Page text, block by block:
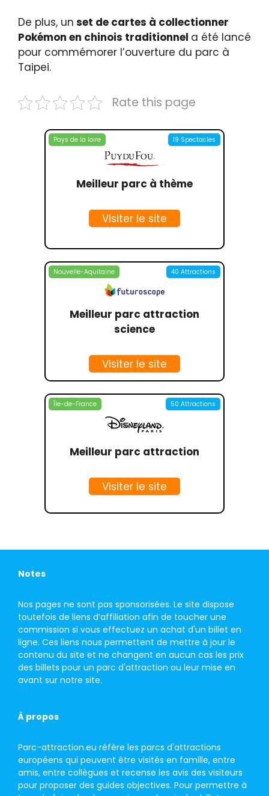
De plus, un set de cartes à collectionner
Pokémon en chinois traditionnel a été lancé
pour commémorer l’ouverture du parc à
Taipei.
Rate this page
Pays de la loire 19 Spectacles
Meilleur parc à thème
Visiter le site
Nouvelle-Aquitaine 40 Attractions
Meilleur parc attraction
science
Visiter le site
Île-de-France 50 Attractions
Meilleur parc attraction
Visiter le site
Notes
Nos pages ne sont pas sponsorisées. Le site dispose
toutefois de liens d’affiliation afin de toucher une
commission si vous effectuez un achat d'un billet en
ligne. Ces liens nous permettent de mettre à jour le
contenu du site et ne changent en aucun cas les prix
des billets pour un parc d'attraction ou leur mise en
avant sur notre site.
À propos
Parc-attraction.eu réfère les parcs d'attractions
européens qui peuvent être visités en famille, entre
amis, entre collègues et recense les avis des visiteurs
pour proposer des guides objectives. Pour permettre à